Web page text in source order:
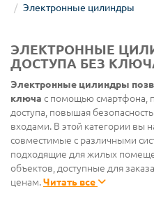
Электронные цилиндры
ЭЛЕКТРОННЫЕ
ДОСТУПА БЕЗ
Электронные цилиндры
ключа с помощью смартфона,
доступа, повышая
входами. В этой категории вы
совместимые с различными
подходящие для жилых
объектов, доступные для
ценам.Читать все